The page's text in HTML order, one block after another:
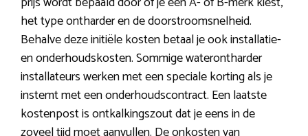
het type ontharder en de doorstroomsnelheid.
Behalve deze initiële kosten betaal je ook installatie-
en onderhoudskosten. Sommige waterontharder
installateurs werken met een speciale korting als je
instemt met een onderhoudscontract. Een laatste
kostenpost is ontkalkingszout dat je eens in de